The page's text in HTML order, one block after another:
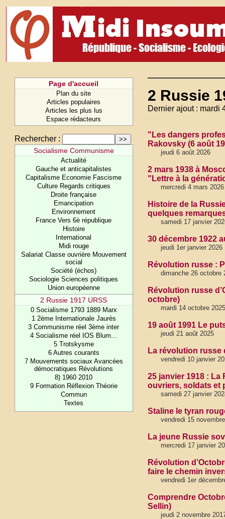
Page d'accueil
Plan du site
Articles populaires
Articles les plus lus
Espace rédacteurs
Rechercher :
Socialisme Communisme
Actualité
Gauche et anticapitalistes
Capitalisme Economie Fascisme
Culture Regards critiques
Droite française
Emancipation
Environnement
France Vers 6è république
Histoire
International
Midi rouge
Salariat Classe ouvrière Mouvement
social
Société (échos)
Sociologie Sciences politiques
Union européenne
2 Russie 1917 URSS
0 Socialisme 1793 1889 Marx
1 2ème Internationale Jaurès
3 Communisme réel 3ème inter
4 Socialisme réel IOS Blum...
5 Trotskysme
6 Autres courants
7 Mouvements sociaux Avancées
démocratiques Révolutions
8) 1960 2010
9 Formation Réflexion Théorie
Commun
Textes
2 Russie
Dernier ajout : mardi
"Les dangers
Rakovsky (6 août
jeudi 6 août 2026
2 mars 1938 à
"Lettre à la
mercredi 4 mars
Histoire de la
quelques
samedi 17 janvier
30 décembre 1922
jeudi 1er janvier 2026
Révolution russe :
dimanche 26 octobre
Révolution russe
octobre)
mardi 14 octobre 2025
19 août 1991 Le
jeudi 21 août 2025
La révolution russe
vendredi 10 janvier
25 janvier 1918 :
ouvriers, soldats et
samedi 27 janvier
Staline le tyran
vendredi 15
La jeune Russie
mercredi 17 janvier
Révolution
faire le chemin
vendredi 1er
Comprendre
Sellin)
jeudi 2 novembre